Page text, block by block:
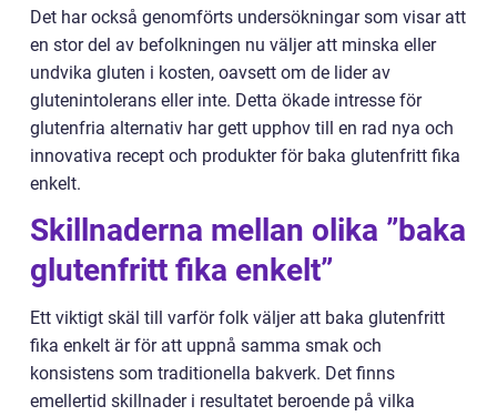
Det har också genomförts undersökningar som visar att
en stor del av befolkningen nu väljer att minska eller
undvika gluten i kosten, oavsett om de lider av
glutenintolerans eller inte. Detta ökade intresse för
glutenfria alternativ har gett upphov till en rad nya och
innovativa recept och produkter för baka glutenfritt fika
enkelt.
Skillnaderna mellan olika ”baka
glutenfritt fika enkelt”
Ett viktigt skäl till varför folk väljer att baka glutenfritt
fika enkelt är för att uppnå samma smak och
konsistens som traditionella bakverk. Det finns
emellertid skillnader i resultatet beroende på vilka